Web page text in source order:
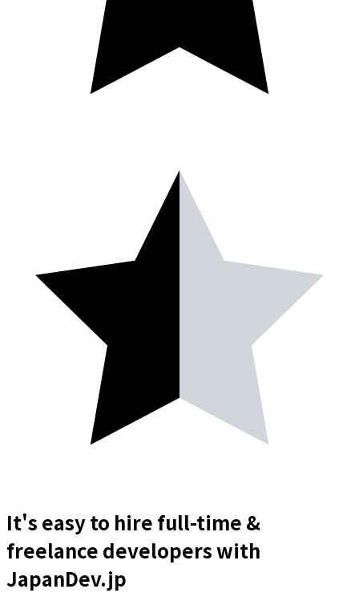
It's easy to hire full-time &
freelance developerswith
JapanDev.jp